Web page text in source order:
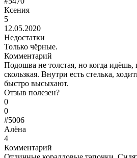
Ксения
5
12.05.2020
Недостатки
Только чёрные.
Комментарий
Подошва не толстая, но когда
скользкая. Внутри есть стелька,
быстро высыхают.
Отзыв полезен?
0
0
#5006
Алёна
4
Комментарий